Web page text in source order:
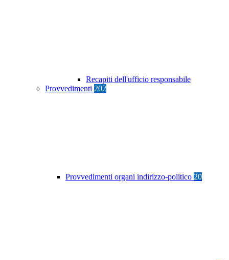
Recapiti dell'ufficio responsabile
Provvedimenti 202
Provvedimenti organi indirizzo-politico 20